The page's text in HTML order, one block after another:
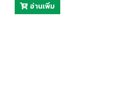
อ่านเพิ่ม